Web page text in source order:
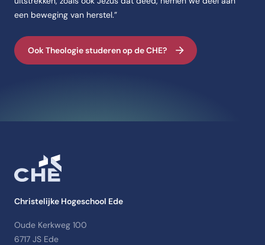
een beweging van herstel.”
Ook Theologie studeren op de CHE?
Christelijke Hogeschool Ede
Oude Kerkweg 100
6717 JS Ede